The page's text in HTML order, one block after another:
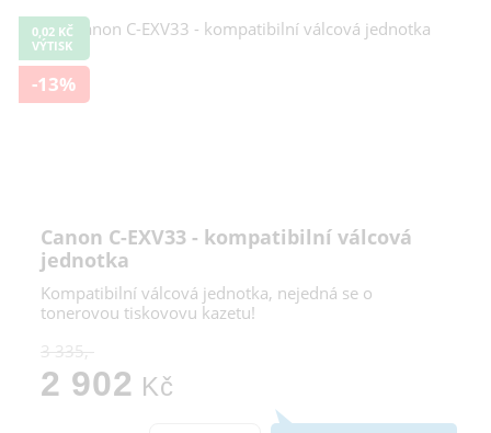
0,02 KČ
VÝTISK
-13%
Canon C-EXV33 - kompatibilní válcová
jednotka
Kompatibilní válcová jednotka, nejedná se o
tonerovou tiskovovu kazetu!
3 335,-
2 902 Kč